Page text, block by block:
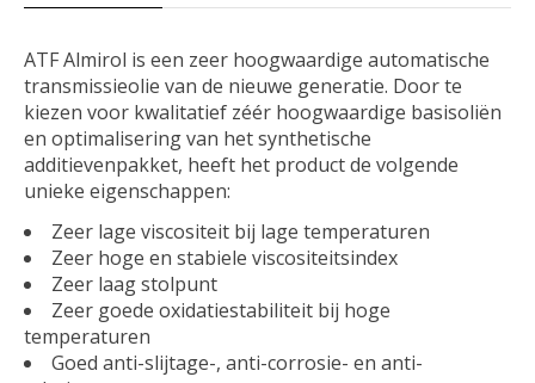
ATF Almirol is een zeer hoogwaardige automatische
transmissieolie van de nieuwe generatie. Door te
kiezen voor kwalitatief zéér hoogwaardige basisoliën
en optimalisering van het synthetische
additievenpakket, heeft het product de volgende
unieke eigenschappen:
Zeer lage viscositeit bij lage temperaturen
Zeer hoge en stabiele viscositeitsindex
Zeer laag stolpunt
Zeer goede oxidatiestabiliteit bij hoge
temperaturen
Goed anti-slijtage-, anti-corrosie- en anti-